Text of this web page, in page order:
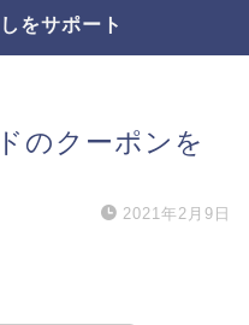
をサポート
のクーポンを
2021年2月9日